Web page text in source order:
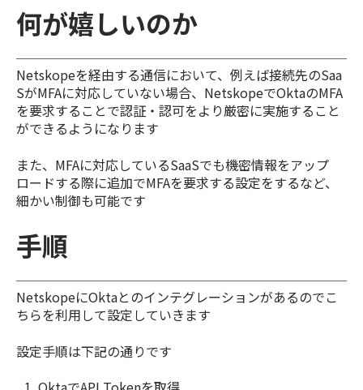
何が嬉しいのか
Netskopeを経由する通信において、例えば接続先のSaa
SがMFAに対応していない場合、NetskopeでOktaのMFA
を要求することで認証・認可をより厳密に実施すること
ができるようになります
また、MFAに対応しているSaaSでも機密情報をアップ
ロードする際に追加でMFAを要求する設定をするなど、
細かい制御も可能です
手順
NetskopeにOktaとのインテグレーションがあるのでこ
ちらを利用して設定していきます
設定手順は下記の通りです